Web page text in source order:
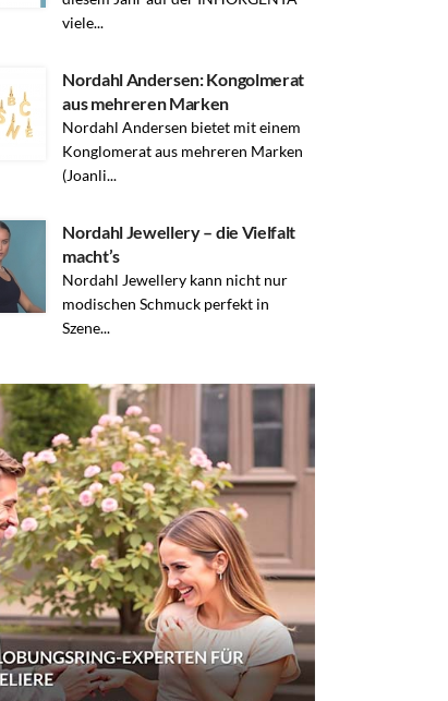
viele...
Nordahl Andersen: Kongolmerat
aus mehreren Marken
Nordahl Andersen bietet mit einem
Konglomerat aus mehreren Marken
(Joanli...
Nordahl Jewellery – die Vielfalt
macht’s
Nordahl Jewellery kann nicht nur
modischen Schmuck perfekt in
Szene...